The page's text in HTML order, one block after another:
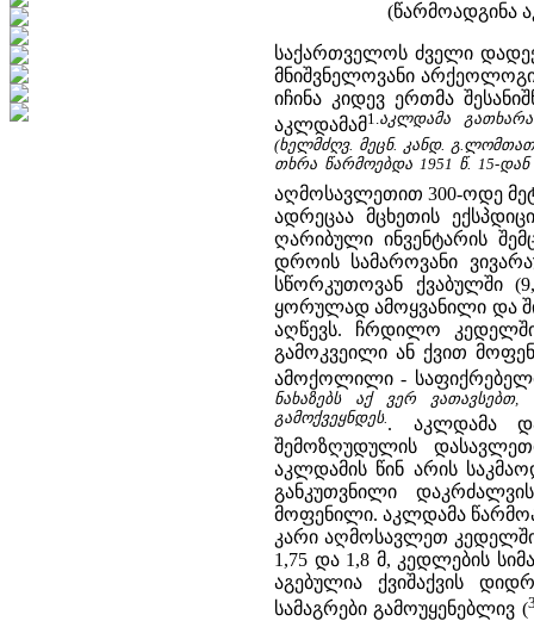
(წარმოადგინა
საქართველოს ძველი
მნიშვნელოვანი
იჩინა კიდევ ერთმა
აკლდამამ1.აკლდამა გათხარა
(ხელმძღვ. მეცნ. კანდ.
თხრა წარმოებდა 1951 წ. 15-დან
აღმოსავლეთით 300-ოდე
ადრეცაა მცხეთის
ღარიბული ინვენტარის
დროის სამაროვანი
სწორკუთოვან ქვაბულში
ყორულად ამოყვანილი და
აღწევს. ჩრდილო
გამოკვეილი ან ქვით
ამოქოლილი -
ნახაზებს აქ ვერ
გამოქვეყნდეს. . აკლდამა
შემოზღუდულის
აკლდამის წინ არის
განკუთვნილი
მოფენილი. აკლდამა
კარი აღმოსავლეთ კედელში
1,75 და 1,8 მ, კედლების
აგებულია ქვიშაქვის
სამაგრები გამოუყენებლივ (